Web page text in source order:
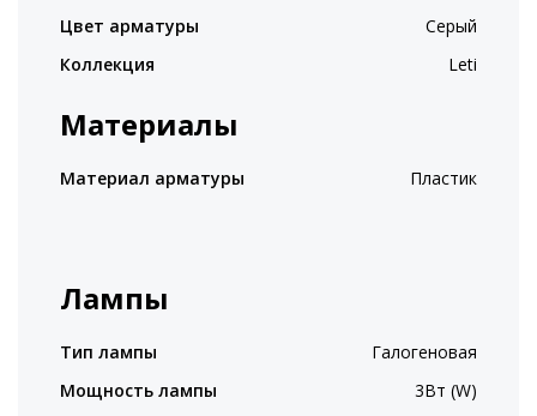
Цвет арматуры
Серый
Коллекция
Leti
Материалы
Материал арматуры Пластик
Лампы
Тип лампы
Галогеновая
Мощность лампы
3Вт (W)